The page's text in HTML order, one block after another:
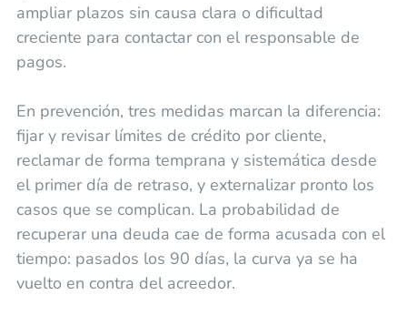
ampliar plazos sin causa clara o dificultad
creciente para contactar con el responsable de
pagos.
En prevención, tres medidas marcan la diferencia:
fijar y revisar límites de crédito por cliente,
reclamar de forma temprana y sistemática desde
el primer día de retraso, y externalizar pronto los
casos que se complican. La probabilidad de
recuperar una deuda cae de forma acusada con el
tiempo: pasados los 90 días, la curva ya se ha
vuelto en contra del acreedor.